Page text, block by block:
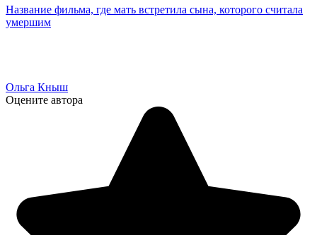
Название фильма, где мать встретила сына, которого считала
умершим
Ольга Кныш
Оцените автора